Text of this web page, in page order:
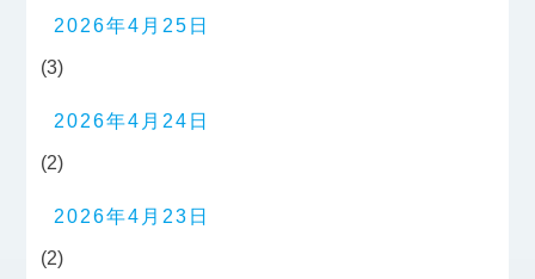
2026年4月25日
(3)
2026年4月24日
(2)
2026年4月23日
(2)